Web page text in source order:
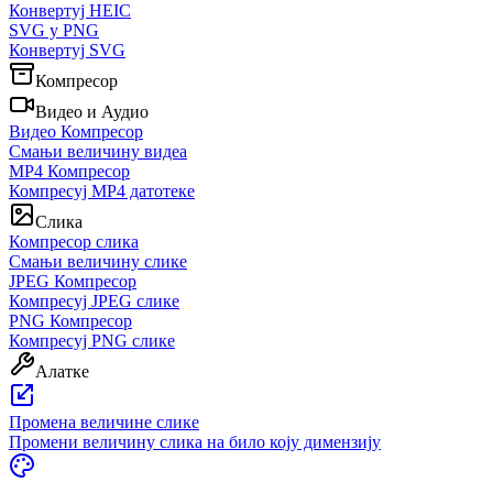
Конвертуј HEIC
SVG у PNG
Конвертуј SVG
Компресор
Видео и Аудио
Видео Компресор
Смањи величину видеа
MP4 Компресор
Компресуј MP4 датотеке
Слика
Компресор слика
Смањи величину слике
JPEG Компресор
Компресуј JPEG слике
PNG Компресор
Компресуј PNG слике
Алатке
Промена величине слике
Промени величину слика на било коју димензију